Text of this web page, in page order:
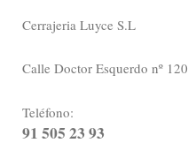
Cerrajeria Luyce S.L
Calle Doctor Esquerdo nº 120
Teléfono:
91 505 23 93